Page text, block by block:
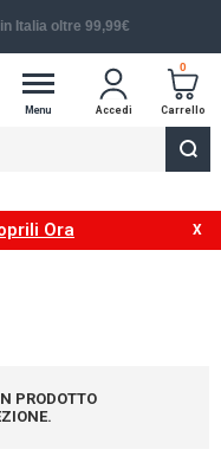
48h in Italia
Menu Accedi
0
Carrello
Ora
PRODOTTO